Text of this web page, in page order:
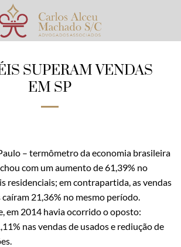
SUPERAM VENDAS
EM SP
– termômetro da economia brasileira
com um aumento de 61,39% no
residenciais; em contrapartida, as vendas
21,36% no mesmo período.
em 2014 havia ocorrido o oposto:
nas vendas de usados e rediução de